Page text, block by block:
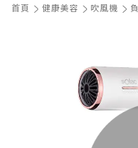
首頁 健康美容 吹風機